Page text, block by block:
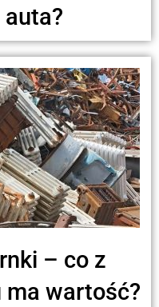
– co z
ma wartość?